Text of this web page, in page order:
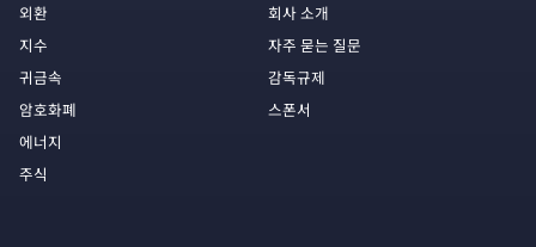
외환
지수
귀금속
암호화폐
에너지
주식
회사 소개
자주 묻는 질문
감독규제
스폰서